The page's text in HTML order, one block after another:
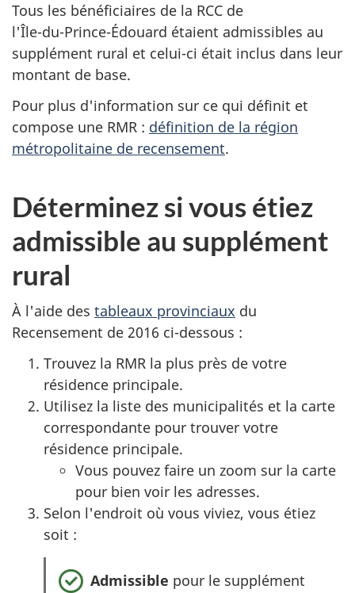
Tous les bénéficiaires de la RCC de
l'Île-du-Prince-Édouard étaient admissibles au
supplément rural et celui-ci était inclus dans leur
montant de base.
Pour plus d'information sur ce qui définit et
compose une RMR : définition de la région
métropolitaine de recensement.
Déterminez si vous étiez
admissible au supplément
rural
À l'aide des tableaux provinciaux du
Recensement de 2016 ci-dessous :
Trouvez la RMR la plus près de votre
résidence principale.
Utilisez la liste des municipalités et la carte
correspondante pour trouver votre
résidence principale.
Vous pouvez faire un zoom sur la carte
pour bien voir les adresses.
Selon l'endroit où vous viviez, vous étiez
soit :
Admissible pour le supplément